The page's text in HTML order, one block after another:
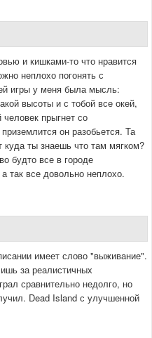
и кишками-то что нравится
неплохо погонять с
игры у меня была мысль:
высоты и с тобой все окей,
прыгнет со
он разобьется. Та
куда ты знаешь что там мягком?
будто все в городе
так все довольно неплохо.
имеет слово "выживание".
за реалистичных
сравнительно недолго, но
Dead Island с улучшенной